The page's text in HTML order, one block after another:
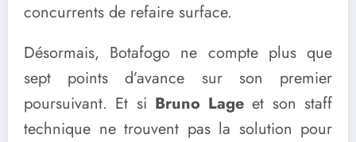
concurrents de refaire surface.
Désormais, Botafogo ne compte plus que
sept points d’avance sur son premier
poursuivant. Et si Bruno Lage et son staff
technique ne trouvent pas la solution pour